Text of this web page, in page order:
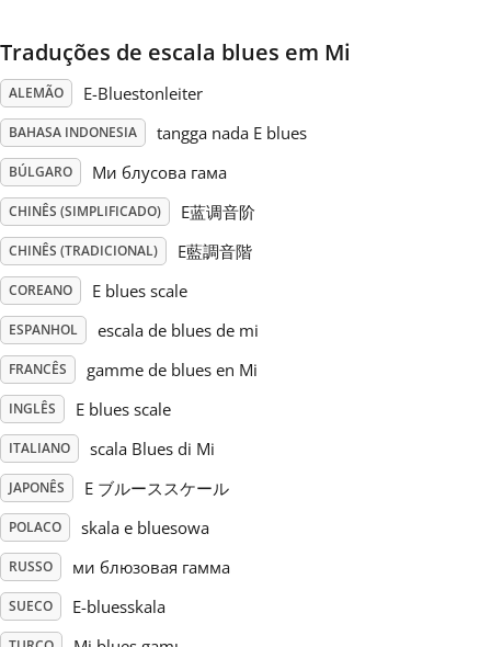
Polski
Português
Русский
Svenska
Tiếng Việt
Türkçe
Українська
Traduções de escala blues em Mi
ALEMÃO E-Bluestonleiter
BAHASA INDONESIA tangga nada E blues
BÚLGARO Ми блусова гама
CHINÊS (SIMPLIFICADO) E蓝调音阶
CHINÊS (TRADICIONAL) E藍調音階
COREANO E blues scale
ESPANHOL escala de blues de mi
FRANCÊS gamme de blues en Mi
INGLÊS E blues scale
ITALIANO scala Blues di Mi
JAPONÊS E ブルーススケール
POLACO skala e bluesowa
RUSSO ми блюзовая гамма
SUECO E-bluesskala